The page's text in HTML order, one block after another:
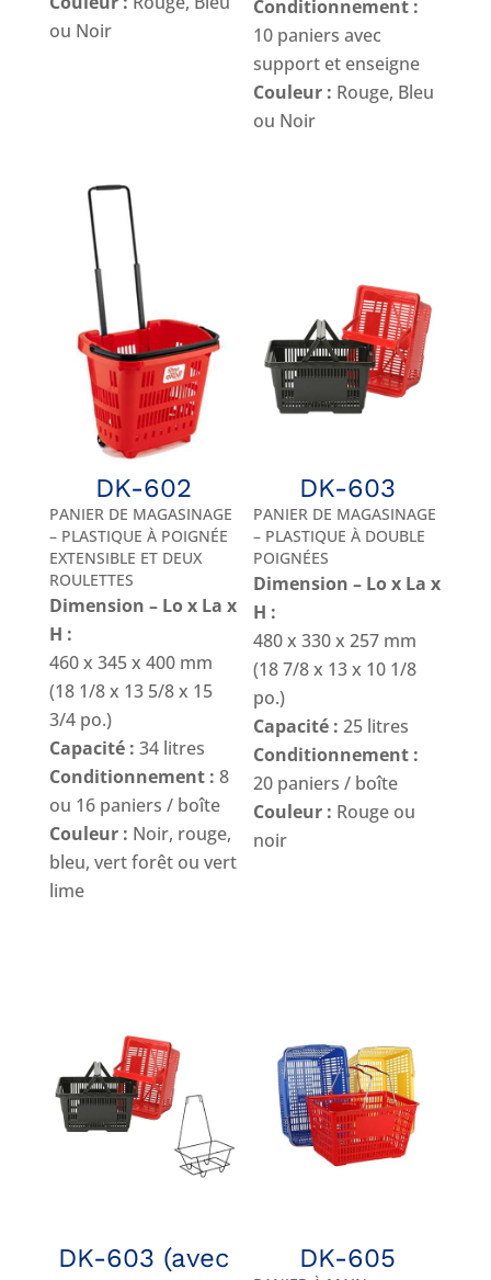
ou Noir
Conditionnement :
10 paniers avec
support et enseigne
Couleur : Rouge, Bleu
ou Noir
DK-602
PANIER DE MAGASINAGE
– PLASTIQUE À POIGNÉE
EXTENSIBLE ET DEUX
ROULETTES
Dimension – Lo x La x
H :
460 x 345 x 400 mm
(18 1/8 x 13 5/8 x 15
3/4 po.)
Capacité : 34 litres
Conditionnement : 8
ou 16 paniers / boîte
Couleur : Noir, rouge,
bleu, vert forêt ou vert
lime
DK-603
PANIER DE MAGASINAGE
– PLASTIQUE À DOUBLE
POIGNÉES
Dimension – Lo x La x
H :
480 x 330 x 257 mm
(18 7/8 x 13 x 10 1/8
po.)
Capacité : 25 litres
Conditionnement :
20 paniers / boîte
Couleur : Rouge ou
noir
DK-603 (avec
DK-605